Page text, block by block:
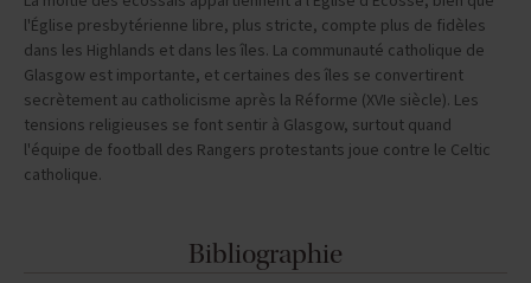
l'Église presbytérienne libre, plus stricte, compte plus de fidèles
dans les Highlands et dans les îles. La communauté catholique de
Glasgow est importante, et certaines des îles se convertirent
secrètement au catholicisme après la Réforme (XVIe siècle). Les
tensions religieuses se font sentir à Glasgow, surtout quand
l'équipe de football des Rangers protestants joue contre le Celtic
catholique.
Bibliographie